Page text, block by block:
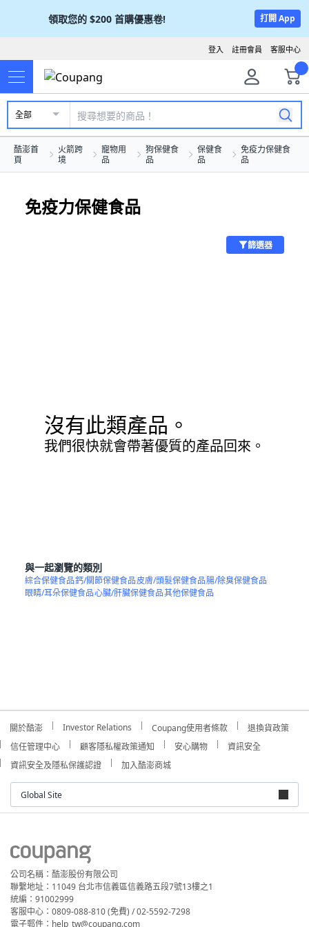
領取您的 $200 首購優惠卷! 打開 App
客服中心
註冊會員
登入
全部
酷澎首
頁
火箭跨
境
寵物用
品
狗保健食
品
保健食
品
免疫力保健食
品
免疫力保健食品
篩選器
沒有此類產品。
我們很快就會帶著優質的產品回來。
與一起瀏覽的類別
綜合保健食品鈣/關節保健食品皮膚/頭髮保健食品腸/除臭保健食品
眼睛/耳朵保健食品心臟/肝臟保健食品其他保健食品
關於酷澎 Investor Relations Coupang使用者條款
退換貨政策
信任管理中心
顧客隱私權政策通知 安心購物
資訊安全
資訊安全及隱私保護認證
加入酷澎商城
Global Site
公司名稱：酷澎股份有限公司
聯繫地址：11049 台北市信義區信義路五段7號13樓之1
統編：91002999
客服中心：0809-088-810 (免費) / 02-5592-7298
電子郵件：help_tw@coupang.com